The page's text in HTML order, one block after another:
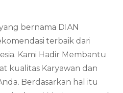
bernama DIAN
terbaik dari
Kami Hadir Membantu
kualitas Karyawan dan
Berdasarkan hal itu